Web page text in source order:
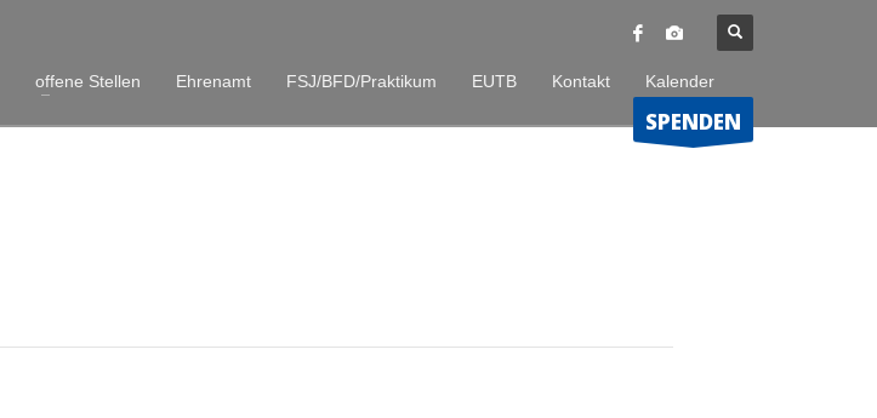
offene Stellen Ehrenamt FSJ/BFD/Praktikum EUTB Kontakt Kalender
SPENDEN